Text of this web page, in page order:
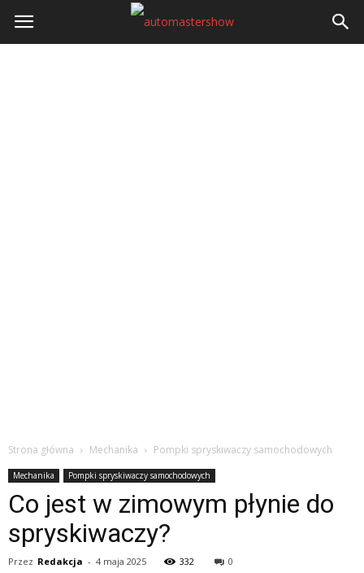
Strona główna Mechanika Pompki spryskiwaczy samochodowych
Mechanika Pompki spryskiwaczy samochodowych
Co jest w zimowym płynie do
spryskiwaczy?
Przez Redakcja - 4 maja 2025 332 0